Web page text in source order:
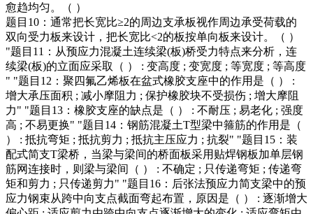
愈趋均匀。（ ）
题目10：通常把长宽比≥2的周边支承板视作周边承受荷载的
双向受力板来设计，把长宽比<2的板按单向板来设计。（ ）
"题目11：从预应力混凝土连续梁(板)桥受力特点来分析，连
续梁(板)的立面应采取（ ） : 变高度 ; 变宽度 ; 等宽度 ; 等高度
" "题目12：聚四氟乙烯板在盆式橡胶支座中的作用是（ ） :
增大承压面积 ; 减小摩阻力 ; 保护橡胶块不受损伤 ; 增大摩阻
力" "题目13：橡胶支座的缺点是（ ） : 不耐压 ; 易老化 ; 强度
高 ; 不易更换" "题目14：钢筋混凝土T型梁中箍筋的作用是（
） : 抵抗弯矩 ; 抵抗剪力 ; 抵抗主压应力 ; 抗裂" "题目15：装
配式简支T梁桥，当梁与梁间的桥面板采用贴焊钢板加单层钢
筋网连接时，则梁与梁间（ ） : 不确定 ; 只传递弯矩 ; 传递弯
矩和剪力 ; 只传递剪力" "题目16：后张法预应力简支梁中的预
应力钢束从跨中向支点截面弯起布置，原因是（ ） : 逐渐增大